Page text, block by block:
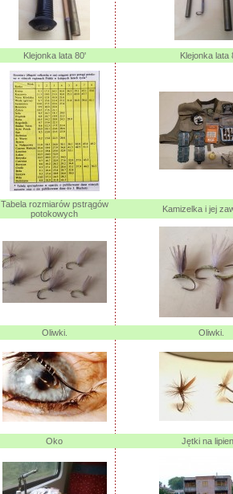
Klejonka lata 80' Klejonka lata
Tabela rozmiarów pstrągów
potokowych
Kamizelka i jej
Oliwki. Oliwki.
Oko Jętki na